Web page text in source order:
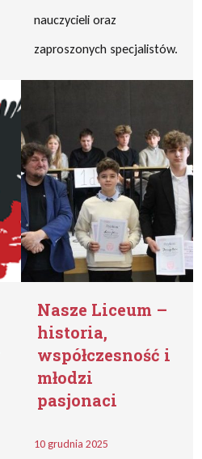
nauczycieli oraz
zaproszonych specjalistów.
Nasze Liceum –
historia,
współczesność i
młodzi
pasjonaci
10 grudnia 2025